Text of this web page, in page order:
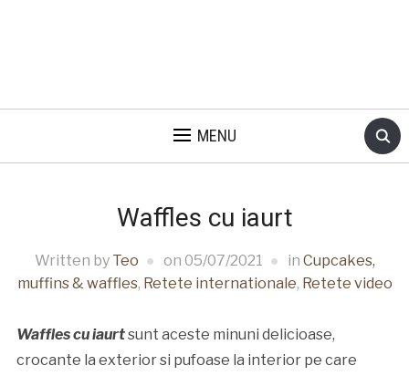
MENU
Waffles cu iaurt
Written by Teo on 05/07/2021 in Cupcakes,
muffins & waffles, Retete internationale, Retete video
Waffles cu iaurtsunt aceste minuni delicioase,
crocante la exterior si pufoase la interior pe care